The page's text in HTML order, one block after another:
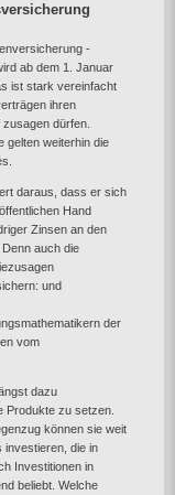
-
ab dem 1. Januar
ist stark vereinfacht
ihren
dürfen.
gelten weiterhin die
daraus, dass er sich
Hand
Zinsen an den
auch die
und
der
vom
dazu
Produkte zu setzen.
können sie weit
investieren, die in
Investitionen in
beliebt. Welche